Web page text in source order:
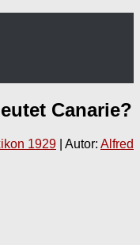
Canarie?
1929 | Autor: Alfred